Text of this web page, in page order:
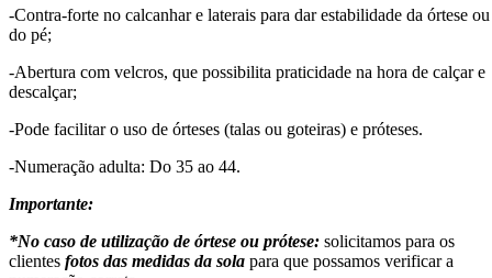
-Contra-forte no calcanhar e laterais para dar estabilidade da órtese ou
do pé;
-Abertura com velcros, que possibilita praticidade na hora de calçar e
descalçar;
-Pode facilitar o uso de órteses (talas ou goteiras) e próteses.
-Numeração adulta: Do 35 ao 44.
Importante:
*No caso de utilização de órtese ou prótese: solicitamos para os
clientes fotos das medidas da sola para que possamos verificar a